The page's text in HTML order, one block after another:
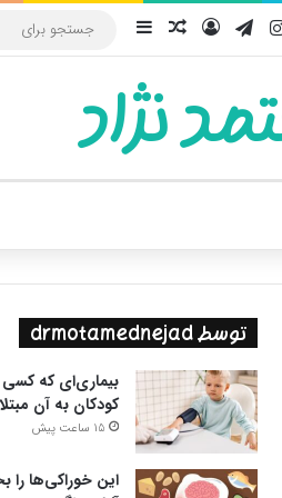
اینستاگرام
تلگرامورودنوشته تصادفی
سایدبار
نژاد
پوسته
توسط drmotamednejad
بیماری‌ای که کسی
کودکان به آن
15 ساعت پیش
این خوراکی‌ها را